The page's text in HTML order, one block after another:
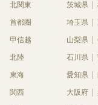
北関東
茨城県
首都圏 埼玉県
甲信越 山梨県
北陸 石川県
東海 愛知県
関西 大阪府